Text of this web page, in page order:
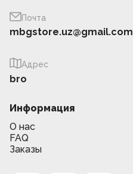
Почта
mbgstore.uz@gmail.com
Адрес
bro
Информация
О нас
FAQ
Заказы